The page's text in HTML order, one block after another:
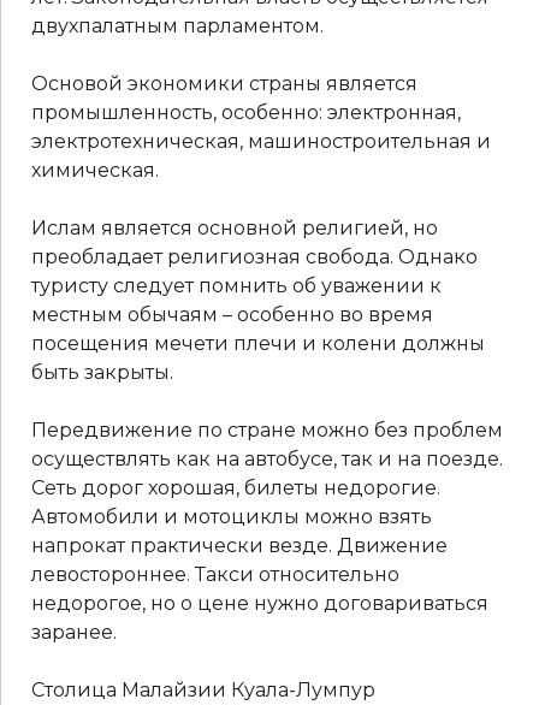
двухпалатным парламентом.
Основой экономики страны является
промышленность, особенно: электронная,
электротехническая, машиностроительная и
химическая.
Ислам является основной религией, но
преобладает религиозная свобода. Однако
туристу следует помнить об уважении к
местным обычаям – особенно во время
посещения мечети плечи и колени должны
быть закрыты.
Передвижение по стране можно без проблем
осуществлять как на автобусе, так и на поезде.
Сеть дорог хорошая, билеты недорогие.
Автомобили и мотоциклы можно взять
напрокат практически везде. Движение
левостороннее. Такси относительно
недорогое, но о цене нужно договариваться
заранее.
Столица Малайзии Куала-Лумпур